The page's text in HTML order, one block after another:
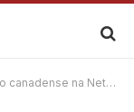
vira pesadelo gelado em O Declínio